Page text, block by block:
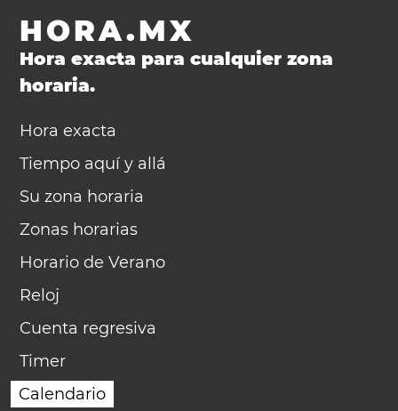
HORA.MX
Hora exacta para cualquier zona
horaria.
Hora exacta
Tiempo aquí y allá
Su zona horaria
Zonas horarias
Horario de Verano
Reloj
Cuenta regresiva
Timer
Calendario